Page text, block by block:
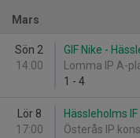
Mars
Sön 2
14:00
GIF Nike -
Lomma IP A-
1 - 4
Lör 8
17:00
Hässleholms
Österås IP